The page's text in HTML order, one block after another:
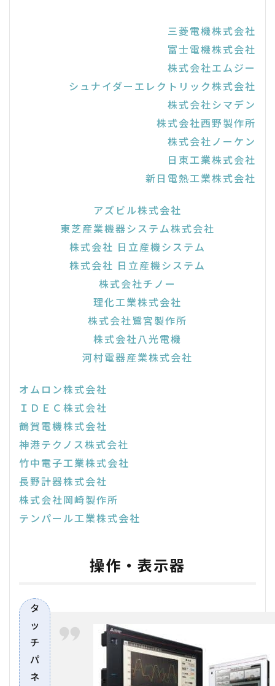
三菱電機株式会社
富士電機株式会社
株式会社エムジー
シュナイダーエレクトリック株式会社
株式会社シマデン
株式会社西野製作所
株式会社ノーケン
日東工業株式会社
新日電熱工業株式会社
アズビル株式会社
東芝産業機器システム株式会社
株式会社 日立産機システム
株式会社 日立産機システム
株式会社チノー
理化工業株式会社
株式会社鷺宮製作所
株式会社八光電機
河村電器産業株式会社
オムロン株式会社
ＩＤＥＣ株式会社
鶴賀電機株式会社
神港テクノス株式会社
竹中電子工業株式会社
長野計器株式会社
株式会社岡崎製作所
テンパール工業株式会社
操作・表示器
タ
ッ
チ
パ
ネ